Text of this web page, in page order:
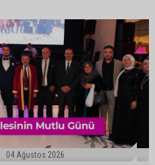
04 Ağustos 2026